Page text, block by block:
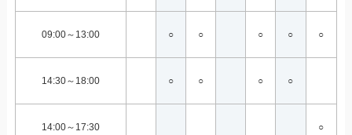
09:00～13:00 ○ ○ ○ ○ ○
14:30～18:00 ○ ○ ○ ○
14:00～17:30 ○